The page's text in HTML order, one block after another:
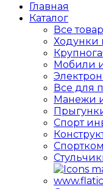
Главная
Каталог
Все
Ходунки
Мобили
Все для
Манежи
Спорт